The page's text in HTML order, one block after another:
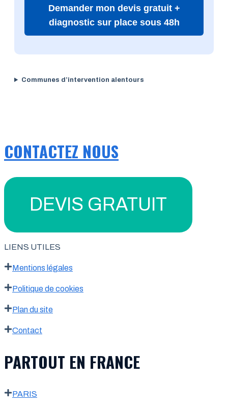
Demander mon devis gratuit +
diagnostic sur place sous 48h
Communes d’intervention alentours
CONTACTEZ NOUS
DEVIS GRATUIT
LIENS UTILES
Mentions légales
Politique de cookies
Plan du site
Contact
PARTOUT EN FRANCE
PARIS